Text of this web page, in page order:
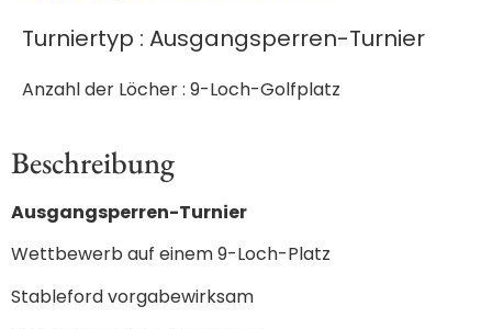
Turniertyp : Ausgangsperren-Turnier
Anzahl der Löcher : 9-Loch-Golfplatz
Beschreibung
Ausgangsperren-Turnier
Wettbewerb auf einem 9-Loch-Platz
Stableford vorgabewirksam